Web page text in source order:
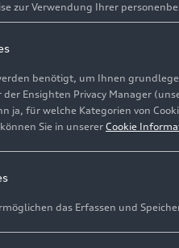
Foto 02.02.2022
zur Verwendung Ihrer
benötigt, um Ihnen
der Ensighten Privacy Manager
ja, für welche Kategorien von
Sie in unserer Cookie
das Erfassen und